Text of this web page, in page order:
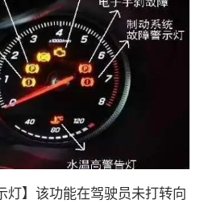
灯】该功能在驾驶员未打转向